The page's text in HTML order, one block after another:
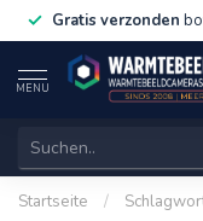
Gratis verzonden
MENU
Startseite /